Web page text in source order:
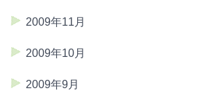
2009年11月
2009年10月
2009年9月